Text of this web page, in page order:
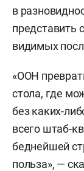
в
представить
видимых
«ООН
стола, где
без каких-
всего штаб-
беднейшей
польза», —